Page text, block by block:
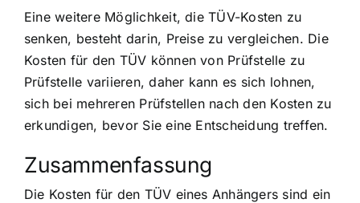
Eine weitere Möglichkeit, die TÜV-Kosten zu
senken, besteht darin, Preise zu vergleichen. Die
Kosten für den TÜV können von Prüfstelle zu
Prüfstelle variieren, daher kann es sich lohnen,
sich bei mehreren Prüfstellen nach den Kosten zu
erkundigen, bevor Sie eine Entscheidung treffen.
Zusammenfassung
Die Kosten für den TÜV eines Anhängers sind ein